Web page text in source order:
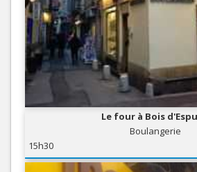
Le four à Bois
Boulangerie
15h30